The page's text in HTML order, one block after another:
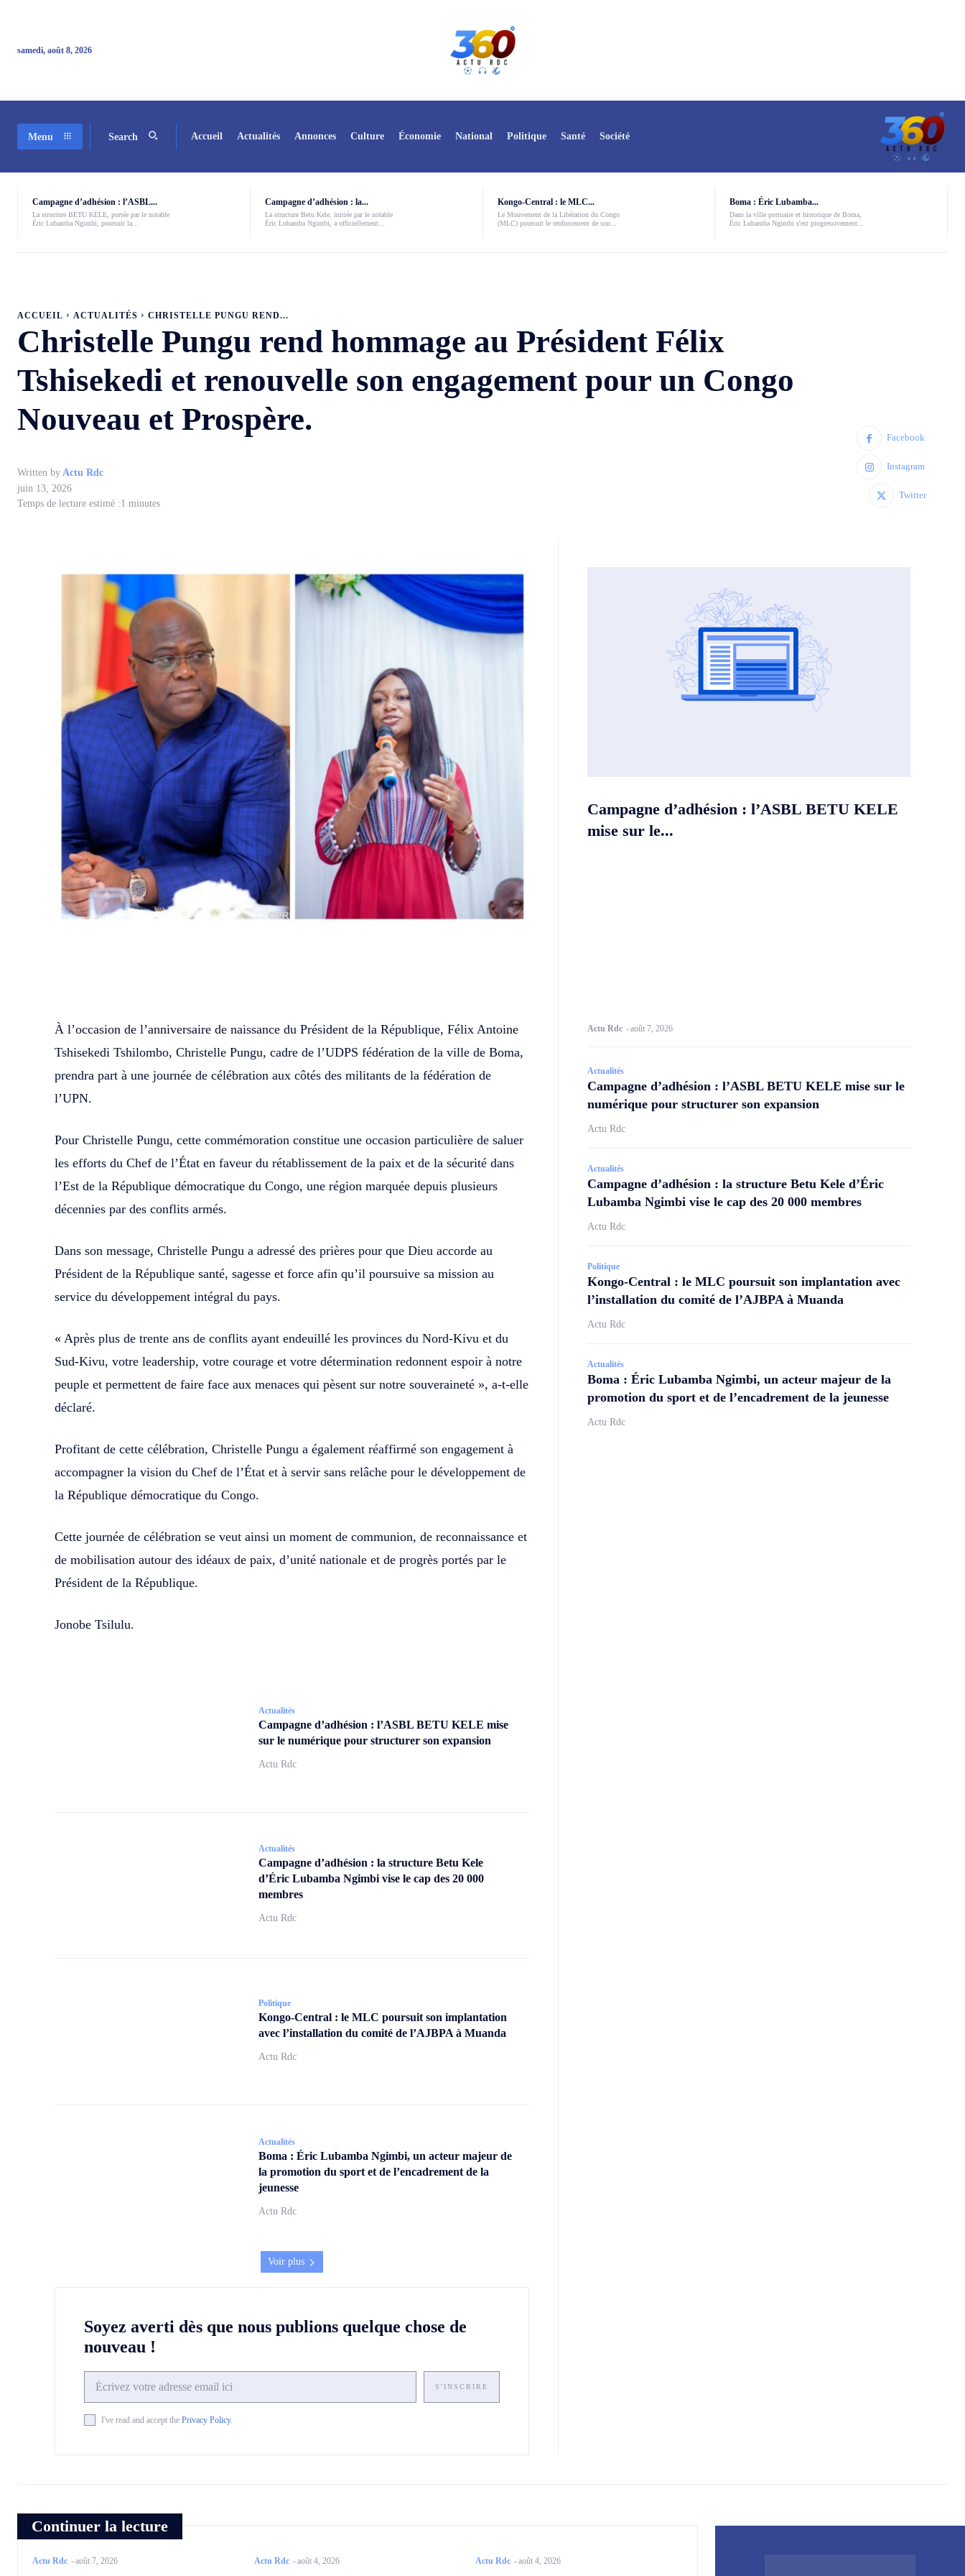
samedi, août 8, 2026
Menu Search Accueil Actualités Annonces Culture Économie National Politique Santé Société
Campagne d’adhésion : l’ASBL...
La structure BETU KELE, portée par le notable
Éric Lubamba Ngimbi, poursuit la...
Campagne d’adhésion : la...
La structure Betu Kele, initiée par le notable
Éric Lubamba Ngimbi, a officiellement...
Kongo-Central : le MLC...
Le Mouvement de la Libération du Congo
(MLC) poursuit le renforcement de son...
Boma : Éric Lubamba...
Dans la ville portuaire et historique de Boma,
Éric Lubamba Ngimbi s'est progressivement...
ACCUEIL ACTUALITÉS CHRISTELLE PUNGU REND...
Christelle Pungu rend hommage au Président Félix
Tshisekedi et renouvelle son engagement pour un Congo
Nouveau et Prospère.
Written by Actu Rdc
juin 13, 2026
Temps de lecture estimé :1 minutes
Facebook
Instagram
Twitter
À l’occasion de l’anniversaire de naissance du Président de la République, Félix Antoine
Tshisekedi Tshilombo, Christelle Pungu, cadre de l’UDPS fédération de la ville de Boma,
prendra part à une journée de célébration aux côtés des militants de la fédération de
l’UPN.
Pour Christelle Pungu, cette commémoration constitue une occasion particulière de saluer
les efforts du Chef de l’État en faveur du rétablissement de la paix et de la sécurité dans
l’Est de la République démocratique du Congo, une région marquée depuis plusieurs
décennies par des conflits armés.
Dans son message, Christelle Pungu a adressé des prières pour que Dieu accorde au
Président de la République santé, sagesse et force afin qu’il poursuive sa mission au
service du développement intégral du pays.
« Après plus de trente ans de conflits ayant endeuillé les provinces du Nord-Kivu et du
Sud-Kivu, votre leadership, votre courage et votre détermination redonnent espoir à notre
peuple et permettent de faire face aux menaces qui pèsent sur notre souveraineté », a-t-elle
déclaré.
Profitant de cette célébration, Christelle Pungu a également réaffirmé son engagement à
accompagner la vision du Chef de l’État et à servir sans relâche pour le développement de
la République démocratique du Congo.
Cette journée de célébration se veut ainsi un moment de communion, de reconnaissance et
de mobilisation autour des idéaux de paix, d’unité nationale et de progrès portés par le
Président de la République.
Jonobe Tsilulu.
Actualités
Campagne d’adhésion : l’ASBL BETU KELE mise
sur le numérique pour structurer son expansion
Actu Rdc
Actualités
Campagne d’adhésion : la structure Betu Kele
d’Éric Lubamba Ngimbi vise le cap des 20 000
membres
Actu Rdc
Politique
Kongo-Central : le MLC poursuit son implantation
avec l’installation du comité de l’AJBPA à Muanda
Actu Rdc
Actualités
Boma : Éric Lubamba Ngimbi, un acteur majeur de
la promotion du sport et de l’encadrement de la
jeunesse
Actu Rdc
Voir plus
Soyez averti dès que nous publions quelque chose de
nouveau !
S'INSCRIRE
I've read and accept the Privacy Policy.
Campagne d’adhésion : l’ASBL BETU KELE
mise sur le...
Actu Rdc -août 7, 2026
Actualités
Campagne d’adhésion : l’ASBL BETU KELE mise sur le
numérique pour structurer son expansion
Actu Rdc
Actualités
Campagne d’adhésion : la structure Betu Kele d’Éric
Lubamba Ngimbi vise le cap des 20 000 membres
Actu Rdc
Politique
Kongo-Central : le MLC poursuit son implantation avec
l’installation du comité de l’AJBPA à Muanda
Actu Rdc
Actualités
Boma : Éric Lubamba Ngimbi, un acteur majeur de la
promotion du sport et de l’encadrement de la jeunesse
Actu Rdc
Continuer la lecture
Actu Rdc -août 7, 2026 Actu Rdc -août 4, 2026 Actu Rdc -août 4, 2026